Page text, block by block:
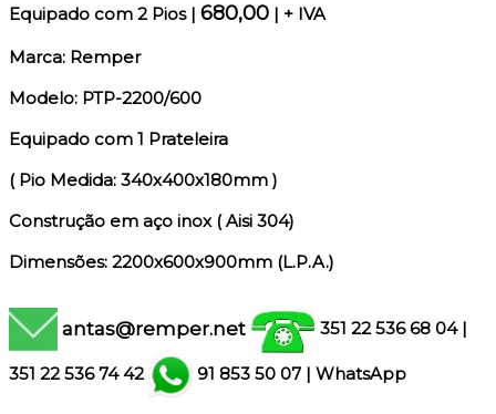
Equipado com 2 Pios| 680,00 | + IVA
Marca: Remper
Modelo: PTP-2200/600
Equipado com 1 Prateleira
( Pio Medida: 340x400x180mm )
Construção em aço inox ( Aisi 304)
Dimensões: 2200x600x900mm (L.P.A.)
antas@remper.net 351 22 536 68 04 |
351 22 536 74 42 91 853 50 07 | WhatsApp